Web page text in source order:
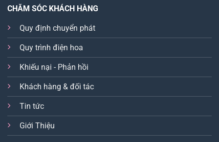
CHĂM SÓC KHÁCH HÀNG
Quy định chuyển phát
Quy trình điện hoa
Khiếu nại - Phản hồi
Khách hàng & đối tác
Tin tức
Giới Thiệu